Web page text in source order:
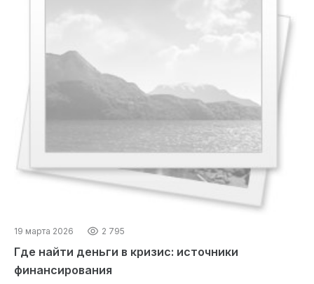
19 марта 2026 2 795
Где найти деньги в кризис: источники
финансирования